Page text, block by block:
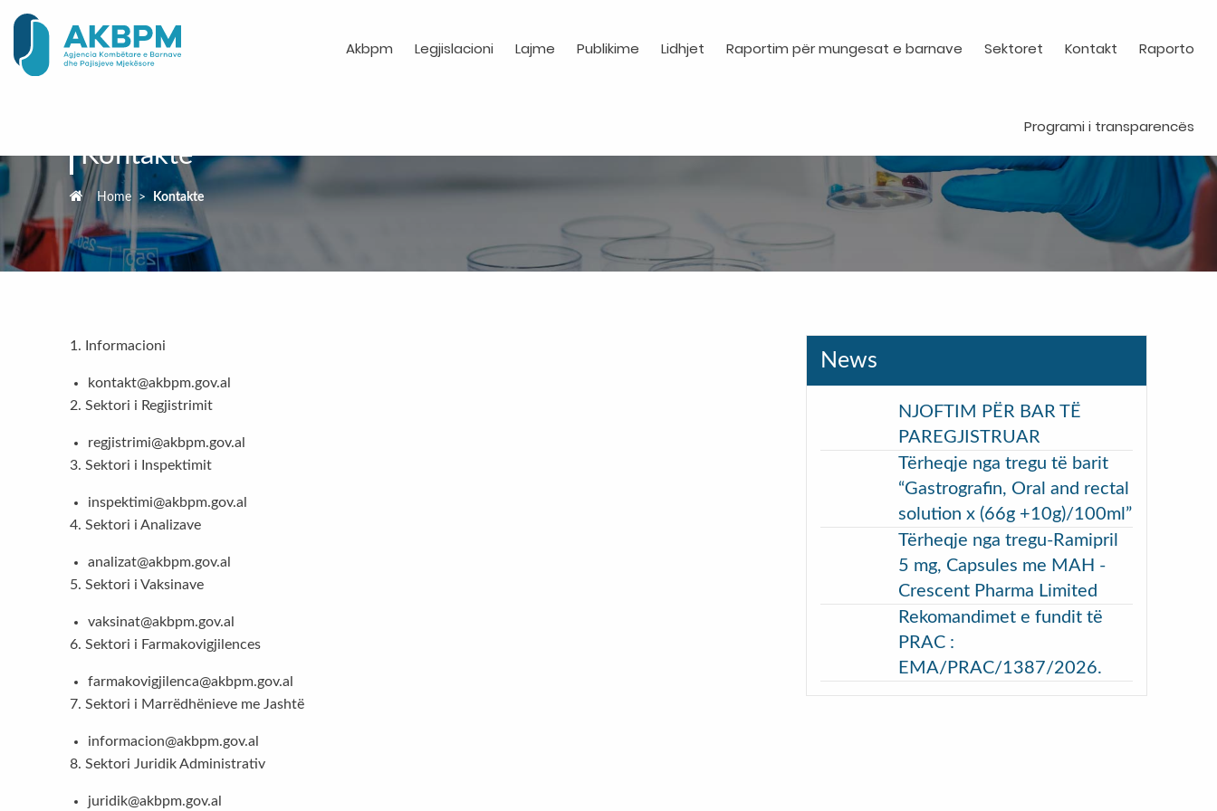
Akbpm Legjislacioni Lajme Publikime Lidhjet Raportim për mungesat e barnave Sektoret Kontakt Raporto
Programi i transparencës
Kontakte
Home > Kontakte
1. Informacioni
kontakt@akbpm.gov.al
2. Sektori i Regjistrimit
regjistrimi@akbpm.gov.al
3. Sektori i Inspektimit
inspektimi@akbpm.gov.al
4. Sektori i Analizave
analizat@akbpm.gov.al
5. Sektori i Vaksinave
vaksinat@akbpm.gov.al
6. Sektori i Farmakovigjilences
farmakovigjilenca@akbpm.gov.al
7. Sektori i Marrëdhënieve me Jashtë
informacion@akbpm.gov.al
8. Sektori Juridik Administrativ
juridik@akbpm.gov.al
News
NJOFTIM PËR BAR TË
PAREGJISTRUAR
Tërheqje nga tregu të barit
“Gastrografin, Oral and rectal
solution x (66g +10g)/100ml”
Tërheqje nga tregu-Ramipril
5 mg, Capsules me MAH -
Crescent Pharma Limited
Rekomandimet e fundit të
PRAC :
EMA/PRAC/1387/2026.